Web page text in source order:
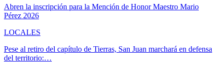
Abren la inscripción para la Mención de Honor Maestro Mario
Pérez 2026
LOCALES
Pese al retiro del capítulo de Tierras, San Juan marchará en defensa
del territorio:…